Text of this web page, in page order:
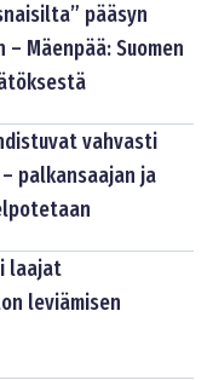
pääsyn
Mäenpää: Suomen
vahvasti
palkansaajan ja
laajat
leviämisen